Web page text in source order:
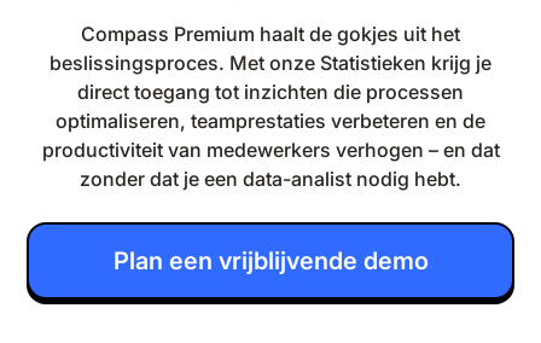
Compass Premium haalt de gokjes uit het
beslissingsproces. Met onze Statistieken krijg je
direct toegang tot inzichten die processen
optimaliseren, teamprestaties verbeteren en de
productiviteit van medewerkers verhogen – en dat
zonder dat je een data-analist nodig hebt.
Plan een vrijblijvende demo